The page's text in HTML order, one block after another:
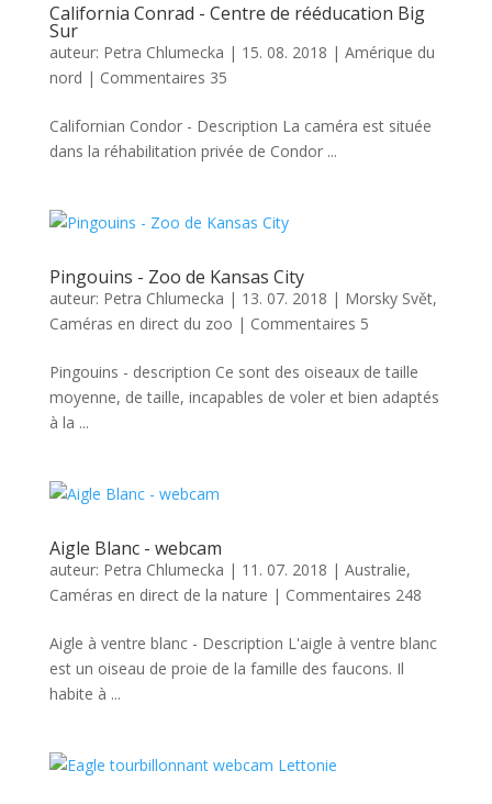
California Conrad - Centre de rééducation Big
Sur
auteur: Petra Chlumecka | 15. 08. 2018 | Amérique du
nord | Commentaires 35
Californian Condor - Description La caméra est située
dans la réhabilitation privée de Condor ...
Pingouins - Zoo de Kansas City
auteur: Petra Chlumecka | 13. 07. 2018 | Morsky Svět,
Caméras en direct du zoo | Commentaires 5
Pingouins - description Ce sont des oiseaux de taille
moyenne, de taille, incapables de voler et bien adaptés
à la ...
Aigle Blanc - webcam
auteur: Petra Chlumecka | 11. 07. 2018 | Australie,
Caméras en direct de la nature | Commentaires 248
Aigle à ventre blanc - Description L'aigle à ventre blanc
est un oiseau de proie de la famille des faucons. Il
habite à ...